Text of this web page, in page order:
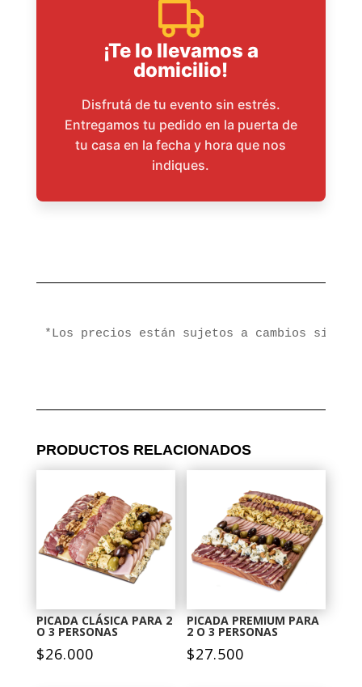
¡Te lo llevamos a
domicilio!
Disfrutá de tu evento sin estrés.
Entregamos tu pedido en la puerta de
tu casa en la fecha y hora que nos
indiques.
*Los precios están sujetos a cambios sin
PRODUCTOS RELACIONADOS
PICADA CLÁSICA PARA 2
O 3 PERSONAS
$26.000
PICADA PREMIUM PARA
2 O 3 PERSONAS
$27.500